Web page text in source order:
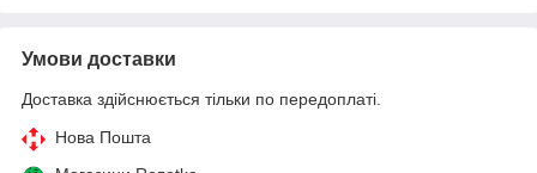
Умови доставки
Доставка здійснюється тільки по передоплаті.
Нова Пошта